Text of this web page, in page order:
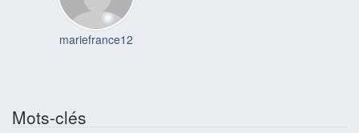
mariefrance12
Mots-clés